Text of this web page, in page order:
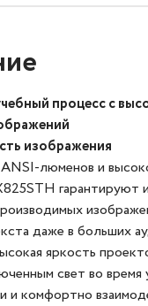
процесс с
изображения
люменов и
гарантируют
даже в больших
яркость
свет во
и комфортно